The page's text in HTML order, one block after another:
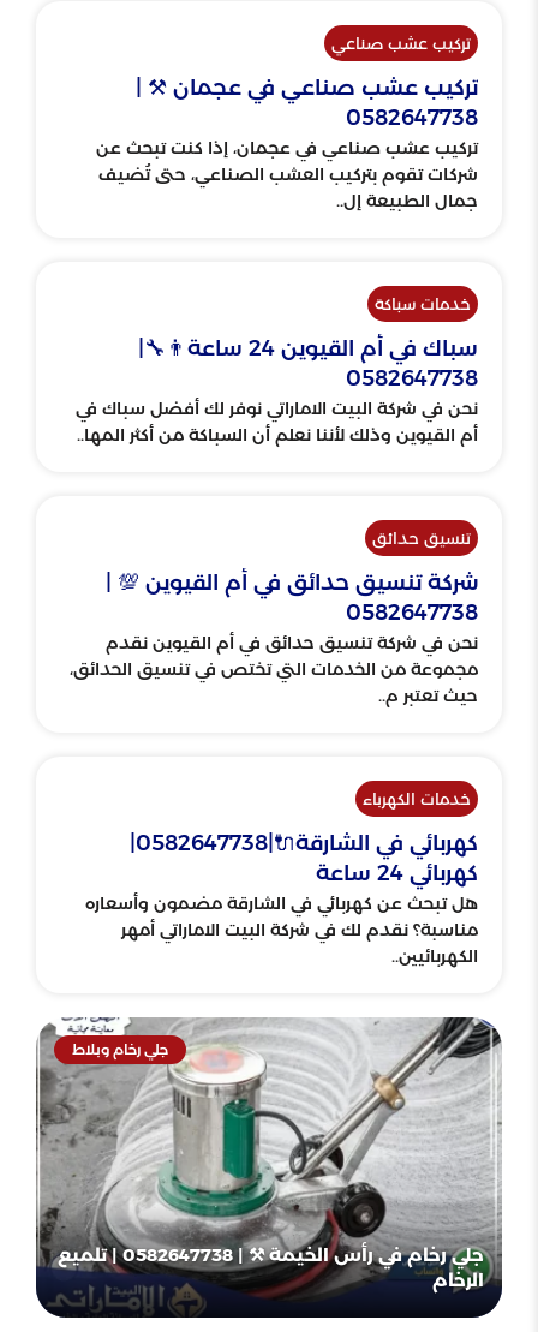
تركيب عشب صناعي
تركيب عشب صناعي في عجمان ⚒ |
0582647738
تركيب عشب صناعي في عجمان، إذا كنت تبحث عن
شركات تقوم بتركيب العشب الصناعي، حتى تُضيف
جمال الطبيعة إل..
خدمات سباكة
سباك في أم القيوين 24 ساعة👨‍🔧|
0582647738
نحن في شركة البيت الاماراتي نوفر لك أفضل سباك في
أم القيوين وذلك لأننا نعلم أن السباكة من أكثر المها..
تنسيق حدائق
شركة تنسيق حدائق في أم القيوين 💯 |
0582647738
نحن في شركة تنسيق حدائق في أم القيوين نقدم
مجموعة من الخدمات التي تختص في تنسيق الحدائق،
حيث تعتبر م..
خدمات الكهرباء
كهربائي 24 ساعة
هل تبحث عن كهربائي في الشارقة مضمون وأسعاره
مناسبة؟ نقدم لك في شركة البيت الاماراتي أمهر
الكهربائيين..
جلي رخام وبلاط
جلي رخام في رأس الخيمة ⚒ | 0582647738 | تلميع
الرخام